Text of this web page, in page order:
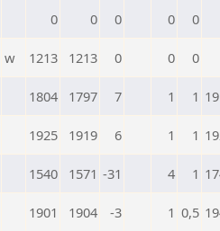
0 0 0 0 0
w 1213 1213 0 0 0
1804 1797 7 1 1
1925 1919 6 1 1
1540 1571 -31 4 1
1901 1904 -3 1 0,5